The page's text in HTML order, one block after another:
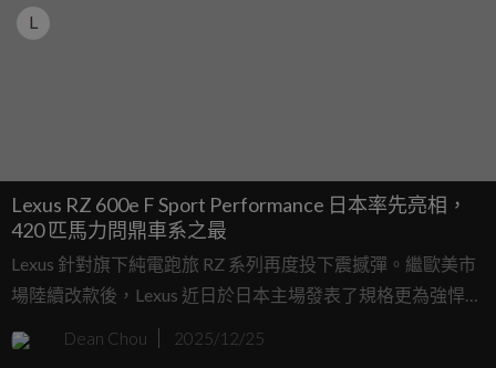
L
Lexus RZ 600e F Sport Performance 日本率先亮相，
420 匹馬力問鼎車系之最
Lexus 針對旗下純電跑旅 RZ 系列再度投下震撼彈。繼歐美市
場陸續改款後，Lexus 近日於日本主場發表了規格更為強悍的
RZ 600e F Sport Performance。這款標榜高性能血統的純電新
作，不僅延續了先前限量版 RZ 450e 的狂放基因，更在動力
Dean Chou 2025/12/25